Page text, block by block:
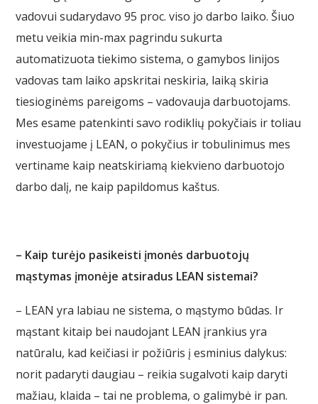
vadovui sudarydavo 95 proc. viso jo darbo laiko. Šiuo
metu veikia min-max pagrindu sukurta
automatizuota tiekimo sistema, o gamybos linijos
vadovas tam laiko apskritai neskiria, laiką skiria
tiesioginėms pareigoms – vadovauja darbuotojams.
Mes esame patenkinti savo rodiklių pokyčiais ir toliau
investuojame į LEAN, o pokyčius ir tobulinimus mes
vertiname kaip neatskiriamą kiekvieno darbuotojo
darbo dalį, ne kaip papildomus kaštus.
– Kaip turėjo pasikeisti įmonės darbuotojų
mąstymas įmonėje atsiradus LEAN sistemai?
– LEAN yra labiau ne sistema, o mąstymo būdas. Ir
mąstant kitaip bei naudojant LEAN įrankius yra
natūralu, kad keičiasi ir požiūris į esminius dalykus:
norit padaryti daugiau – reikia sugalvoti kaip daryti
mažiau, klaida – tai ne problema, o galimybė ir pan.